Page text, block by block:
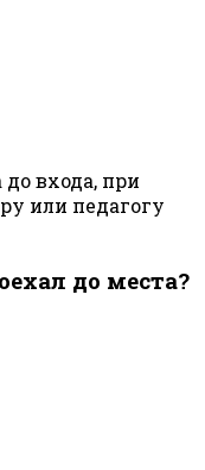
входа, при
или педагогу
до места?